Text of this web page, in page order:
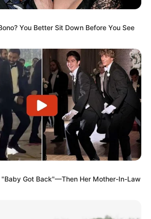
PMU du PRIX DU
11
You Better Sit Down Before You See
"Baby Got Back"—Then Her Mother-In-Law